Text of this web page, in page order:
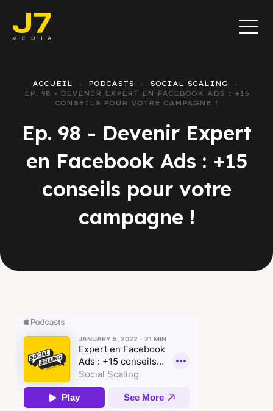
ACCUEIL PODCASTS
SOCIAL SCALING
EP. 98 - DEVENIR EXPERT EN FACEBOOK ADS : +15
CONSEILS POUR VOTRE CAMPAGNE !
Ep. 98 - Devenir Expert
en Facebook Ads : +15
conseils pour votre
campagne !